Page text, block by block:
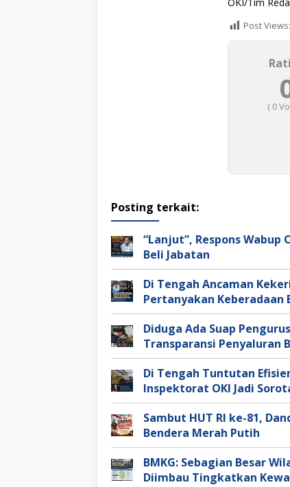
OKI/Tim
Post Views:
( 0
Posting terkait:
“Lanjut”, Respons
Beli Jabatan
Di Tengah Ancaman
Pertanyakan Keberadaan
Diduga Ada Suap
Transparansi Penyaluran
Di Tengah Tuntutan
Inspektorat OKI Jadi
Sambut HUT RI ke-81,
Bendera Merah Putih
BMKG: Sebagian Besar
Diimbau Tingkatkan